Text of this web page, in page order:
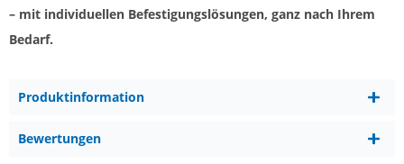
– mit individuellen Befestigungslösungen, ganz nach Ihrem
Bedarf.
Produktinformation
Bewertungen